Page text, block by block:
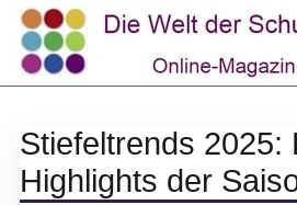
Stiefeltrends 2025:
Highlights der